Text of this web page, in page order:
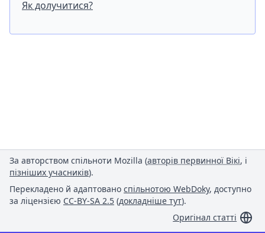
Як долучитися?
За авторством спільноти Mozilla (авторів первинної Вікі, і
пізніших учасників).
Перекладено й адаптовано спільнотою WebDoky, доступно
за ліцензією CC-BY-SA 2.5 (докладніше тут).
Оригінал статті